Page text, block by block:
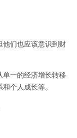
们也应该意识到财
一的经济增长转移
个人成长等。